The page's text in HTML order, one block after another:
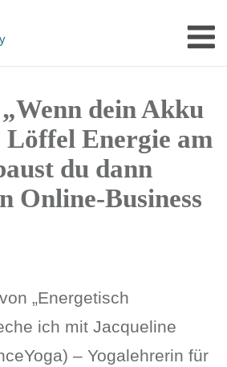
dein Akku
Löffel Energie am
du dann
Online-Business
„Energetisch
ich mit Jacqueline
– Yogalehrerin für